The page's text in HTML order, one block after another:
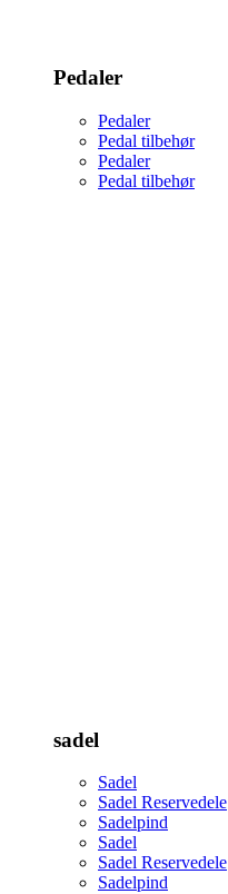
Pedaler
Pedaler
Pedal tilbehør
Pedaler
Pedal tilbehør
sadel
Sadel
Sadel Reservedele
Sadelpind
Sadel
Sadel Reservedele
Sadelpind